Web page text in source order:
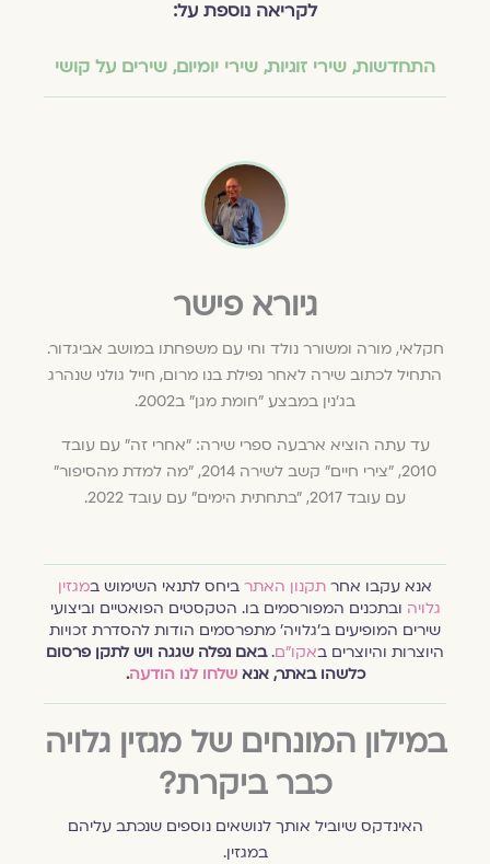
לקריאה נוספת על:
התחדשות,שירי זוגיות,שירי יומיום,שירים על קושי
גיורא פישר
חקלאי, מורה ומשורר נולד וחי עם משפחתו במושב אביגדור.
התחיל לכתוב שירה לאחר נפילת בנו מרום, חייל גולני שנהרג
בג'נין במבצע "חומת מגן" ב2002.
עד עתה הוציא ארבעה ספרי שירה: "אחרי זה" עם עובד
2010, "צירי חיים" קשב לשירה 2014, "מה למדת מהסיפור"
עם עובד 2017, "בתחתית הימים" עם עובד 2022.
אנא עקבו אחרתקנון האתרביחס לתנאי השימוש ב מגזין
גלויהובתכנים המפורסמים בו. הטקסטים הפואטיים וביצועי
שירים המופיעים ב׳גלויה׳ מתפרסמים הודות להסדרת זכויות
היוצרות והיוצרים ב אקו״ם.באם נפלה שגגה ויש לתקן פרסום
כלשהו באתר, אנאשלחו לנו הודעה.
במילון המונחים של מגזין גלויה
כבר ביקרת?
האינדקס שיוביל אותך לנושאים נוספים שנכתב עליהם
במגזין.